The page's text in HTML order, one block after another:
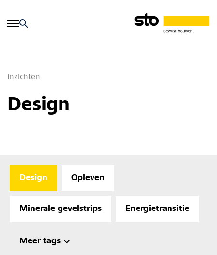
Inzichten
Design
Design Opleven
Minerale gevelstrips Energietransitie
Meer tags